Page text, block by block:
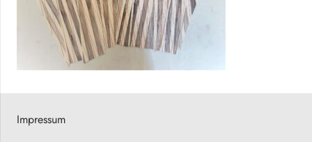
Impressum